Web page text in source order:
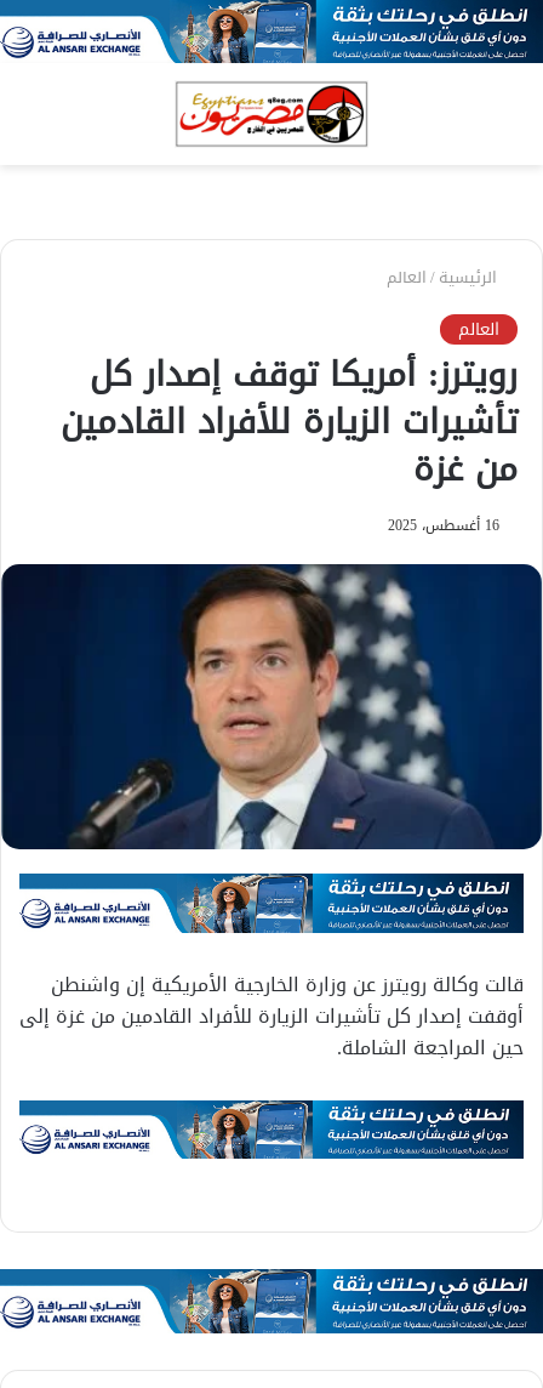
الرئيسية/العالم
العالم
رويترز: أمريكا توقف إصدار كل
تأشيرات الزيارة للأفراد القادمين
من غزة
16 أغسطس، 2025
قالت وكالة رويترز عن وزارة الخارجية الأمريكية إن واشنطن
أوقفت إصدار كل تأشيرات الزيارة للأفراد القادمين من غزة إلى
حين المراجعة الشاملة.